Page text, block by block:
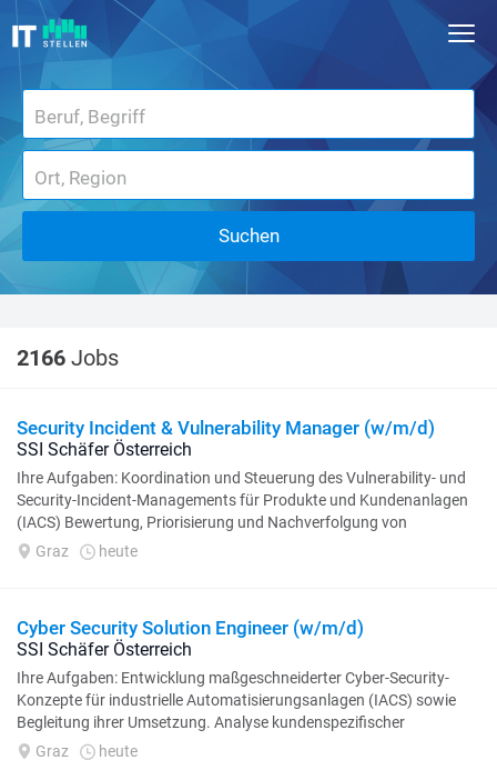
Suchen
2166 Jobs
Security Incident & Vulnerability Manager (w/m/d)
SSI Schäfer Österreich
Ihre Aufgaben: Koordination und Steuerung des Vulnerability- und
Security-Incident-Managements für Produkte und Kundenanlagen
(IACS) Bewertung, Priorisierung und Nachverfolgung von
Sicherheitslücken...
Graz heute
Cyber Security Solution Engineer (w/m/d)
SSI Schäfer Österreich
Ihre Aufgaben: Entwicklung maßgeschneiderter Cyber-Security-
Konzepte für industrielle Automatisierungsanlagen (IACS) sowie
Begleitung ihrer Umsetzung. Analyse kundenspezifischer
Anforderungen und...
Graz heute